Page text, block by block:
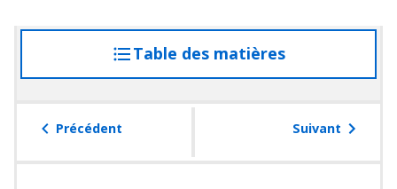
Table des matières
à
table
Précédent Suivant